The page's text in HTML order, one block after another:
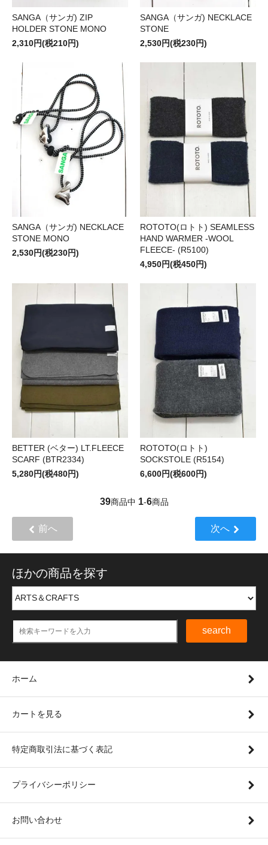
SANGA（サンガ) ZIP
HOLDER STONE MONO
2,310円(税210円)
SANGA（サンガ) NECKLACE
STONE
2,530円(税230円)
SANGA（サンガ) NECKLACE
STONE MONO
2,530円(税230円)
ROTOTO(ロトト) SEAMLESS
HAND WARMER -WOOL
FLEECE- (R5100)
4,950円(税450円)
BETTER (ベター) LT.FLEECE
SCARF (BTR2334)
5,280円(税480円)
ROTOTO(ロトト)
SOCKSTOLE (R5154)
6,600円(税600円)
39商品中 1-6商品
前へ 次へ
ほかの商品を探す
search
ホーム
カートを見る
特定商取引法に基づく表記
プライバシーポリシー
お問い合わせ